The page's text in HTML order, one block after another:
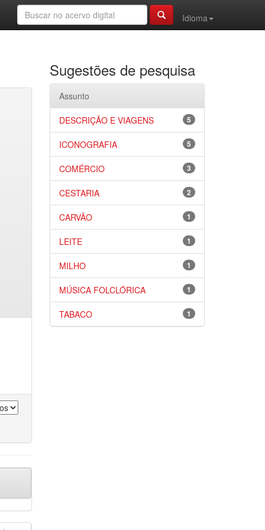
Idioma
Sugestões de pesquisa
Assunto
5
DESCRIÇÃO E VIAGENS
5
ICONOGRAFIA
3
COMÉRCIO
2
CESTARIA
1
CARVÃO
1
LEITE
1
MILHO
1
MÚSICA FOLCLÓRICA
1
TABACO